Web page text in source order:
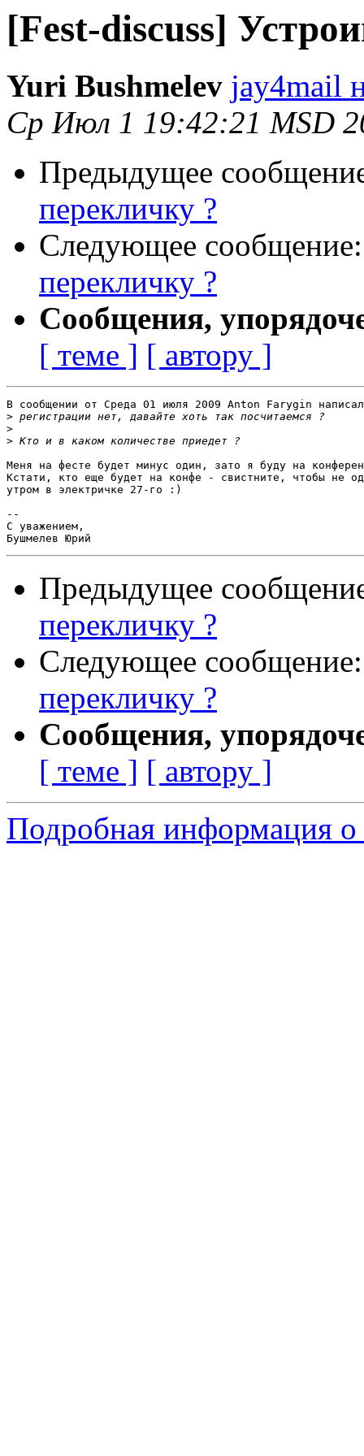
[Fest-discuss]
Yuri Bushmelev jay4mail
Ср Июл 1 19:42:21 MSD
Предыдущее
перекличку ?
Следующее
перекличку ?
Сообщения,
[ теме ] [ автору ]
В сообщении от Среда 01 июля 2009 Anton Farygin
>
>
>
Меня на фесте будет минус один, зато я буду на
Кстати, кто еще будет на конфе - свистните, чтобы не
утром в электричке 27-го :)
--
С уважением,
Предыдущее
перекличку ?
Следующее
перекличку ?
Сообщения,
[ теме ] [ автору ]
Подробная информация о